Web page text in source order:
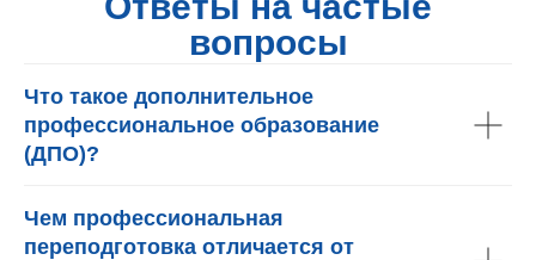
вопросы
Что такое дополнительное
профессиональное образование
(ДПО)?
Чем профессиональная
переподготовка отличается от